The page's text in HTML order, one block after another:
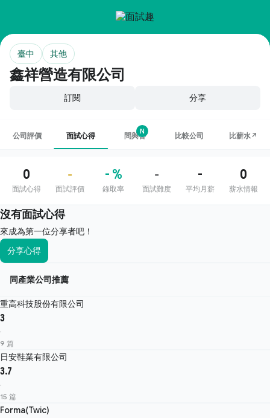
鑫祥營造有限公司
臺中 其他
訂閱 分享
公司評價 面試心得 問與答
N
比較公司 比薪水↗
0
面試心得
-
面試評價
- %
錄取率
-
面試難度
-
平均月薪
0
薪水情報
沒有面試心得
來成為第一位分享者吧！
分享心得
同產業公司推薦
重高科技股份有限公司
3
·
9 篇
日安鞋業有限公司
3.7
·
15 篇
Forma(Twic)